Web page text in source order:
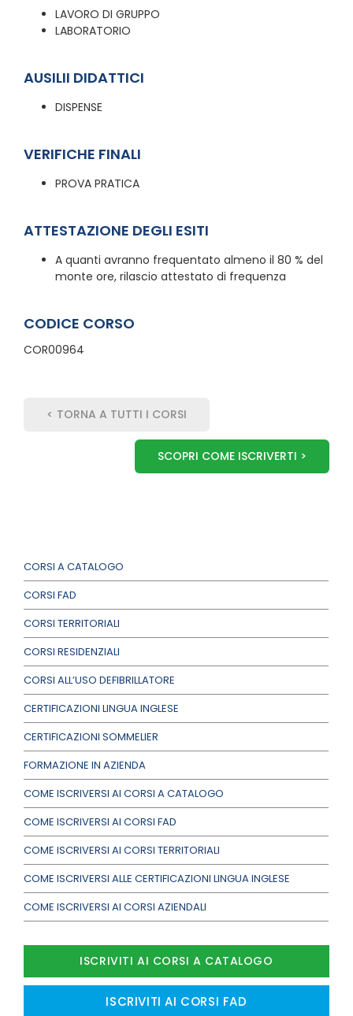
CORSI A CATALOGO
CORSI FAD
CORSI TERRITORIALI
CORSI RESIDENZIALI
CORSI ALL’USO DEFIBRILLATORE
CERTIFICAZIONI LINGUA INGLESE
CERTIFICAZIONI SOMMELIER
FORMAZIONE IN AZIENDA
COME ISCRIVERSI AI CORSI A CATALOGO
COME ISCRIVERSI AI CORSI FAD
COME ISCRIVERSI AI CORSI TERRITORIALI
COME ISCRIVERSI ALLE CERTIFICAZIONI LINGUA INGLESE
COME ISCRIVERSI AI CORSI AZIENDALI
ISCRIVITI AI CORSI A CATALOGO
ISCRIVITI AI CORSI FAD
LAVORO DI GRUPPO
LABORATORIO
AUSILII DIDATTICI
DISPENSE
VERIFICHE FINALI
PROVA PRATICA
ATTESTAZIONE DEGLI ESITI
A quanti avranno frequentato almeno il 80 % del
monte ore, rilascio attestato di frequenza
CODICE CORSO
COR00964
< TORNA A TUTTI I CORSI
SCOPRI COME ISCRIVERTI >